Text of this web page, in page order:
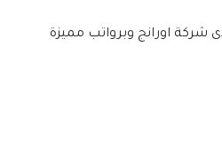
اورانج وبرواتب مميزة